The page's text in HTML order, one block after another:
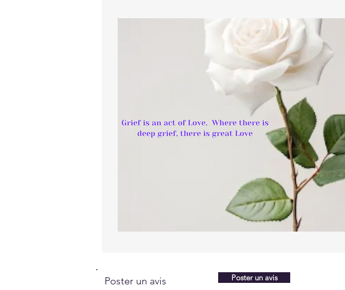
Poster un avis Poster un avis